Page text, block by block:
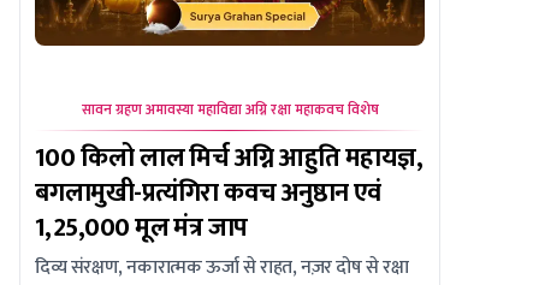
सावन ग्रहण अमावस्या महाविद्या अग्नि रक्षा महाकवच विशेष
100 किलो लाल मिर्च अग्नि आहुति महायज्ञ,
बगलामुखी-प्रत्यंगिरा कवच अनुष्ठान एवं
1,25,000 मूल मंत्र जाप
दिव्य संरक्षण, नकारात्मक ऊर्जा से राहत, नज़र दोष से रक्षा